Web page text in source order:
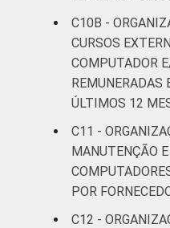
C10B -
CURSOS
COMPUTADOR
REMUNERADAS
ÚLTIMOS 12
C11 -
MANUTENÇÃO
POR
C12 -